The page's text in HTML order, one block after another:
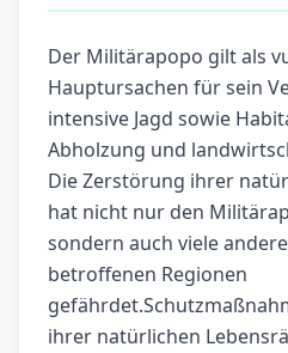
Der Militärapopo gilt als
Hauptursachen für sein
intensive Jagd sowie
Abholzung und
Die Zerstörung ihrer
hat nicht nur den
sondern auch viele
betroffenen Regionen
ihrer natürlichen